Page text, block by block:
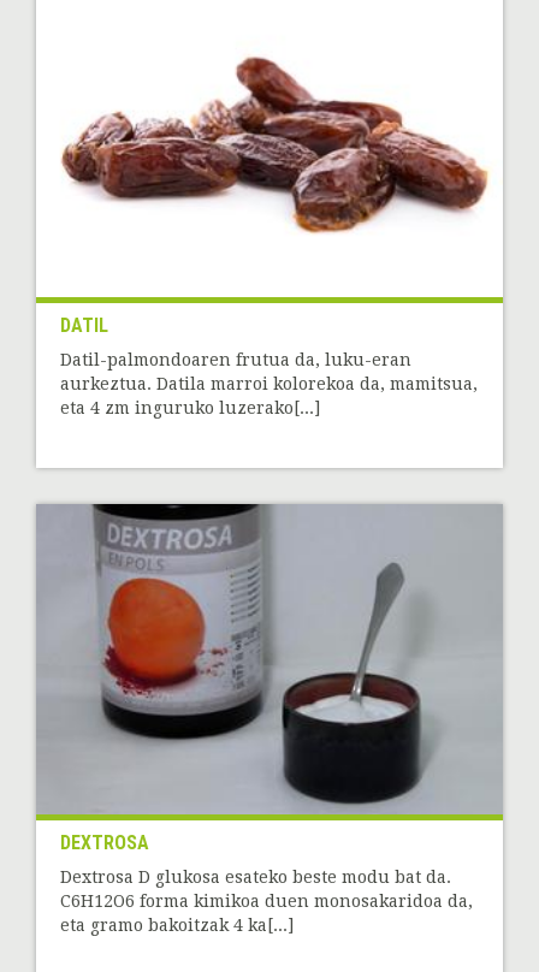
DATIL
Datil-palmondoaren frutua da, luku-eran
aurkeztua. Datila marroi kolorekoa da, mamitsua,
eta 4 zm inguruko luzerako[...]
DEXTROSA
Dextrosa D glukosa esateko beste modu bat da.
C6H12O6 forma kimikoa duen monosakaridoa da,
eta gramo bakoitzak 4 ka[...]